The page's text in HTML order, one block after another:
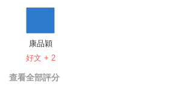
康品穎
好文 + 2
查看全部評分